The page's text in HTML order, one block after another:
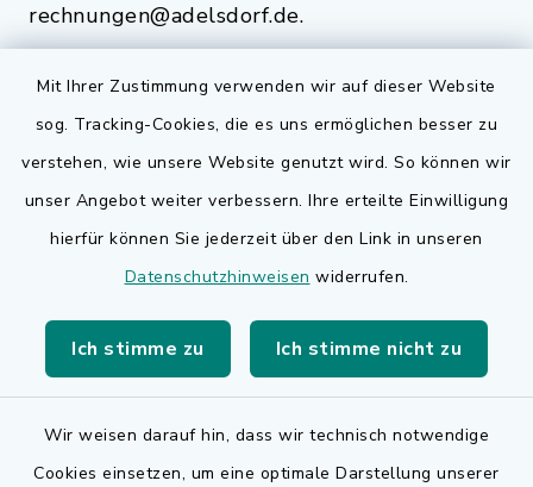
Mit Ihrer Zustimmung verwenden wir auf dieser Website
sog. Tracking-Cookies, die es uns ermöglichen besser zu
verstehen, wie unsere Website genutzt wird. So können wir
unser Angebot weiter verbessern. Ihre erteilte Einwilligung
hierfür können Sie jederzeit über den Link in unseren
Datenschutzhinweisen widerrufen.
Ich stimme zu Ich stimme nicht zu
Wir weisen darauf hin, dass wir technisch notwendige
Cookies einsetzen, um eine optimale Darstellung unserer
rechnungen@adelsdorf.de.
Quicklinks
Bauen in Adelsdorf
BayernPortal
Landkreis Erlangen-Höchstadt